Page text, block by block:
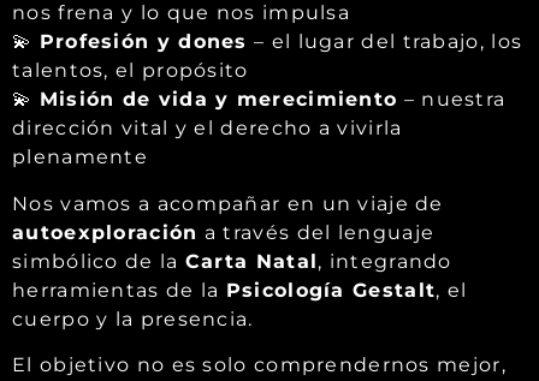
nos frena y lo que nos impulsa
💫 Profesión y dones – el lugar del trabajo, los
talentos, el propósito
💫 Misión de vida y merecimiento – nuestra
dirección vital y el derecho a vivirla
plenamente
Nos vamos a acompañar en un viaje de
autoexploración a través del lenguaje
simbólico de la Carta Natal, integrando
herramientas de la Psicología Gestalt, el
cuerpo y la presencia.
El objetivo no es solo comprendernos mejor,